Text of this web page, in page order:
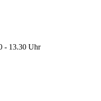
- 13.30 Uhr